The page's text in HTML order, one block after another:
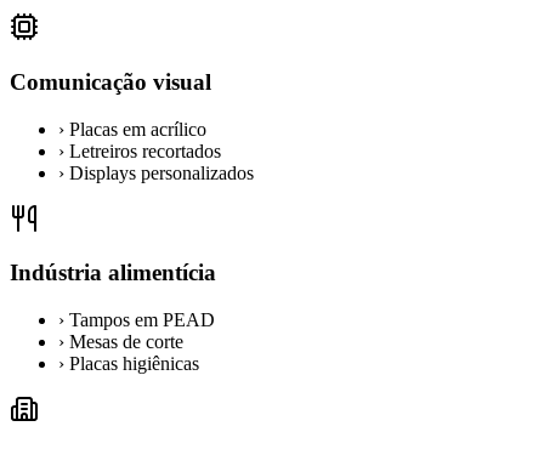
Comunicação visual
› Placas em acrílico
› Letreiros recortados
› Displays personalizados
Indústria alimentícia
› Tampos em PEAD
› Mesas de corte
› Placas higiênicas